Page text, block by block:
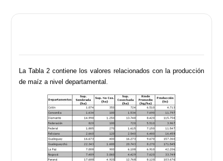
La Tabla 2 contiene los valores relacionados con la producción
de maíz a nivel departamental.